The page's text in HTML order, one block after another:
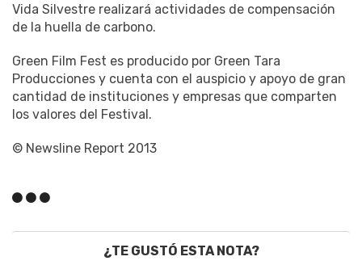
Vida Silvestre realizará actividades de compensación
de la huella de carbono.
Green Film Fest es producido por Green Tara
Producciones y cuenta con el auspicio y apoyo de gran
cantidad de instituciones y empresas que comparten
los valores del Festival.
© Newsline Report 2013
¿TE GUSTÓ ESTA NOTA?